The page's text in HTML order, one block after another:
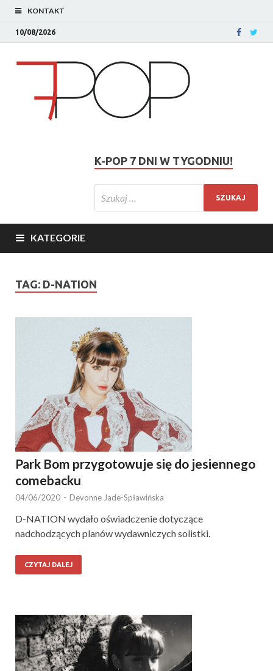
KONTAKT
10/08/2026
K-POP 7 DNI W TYGODNIU!
KATEGORIE
TAG: D-NATION
Park Bom przygotowuje się do jesiennego
comebacku
04/06/2020 - Devonne Jade-Spławińska
D-NATION wydało oświadczenie dotyczące
nadchodzących planów wydawniczych solistki.
CZYTAJ DALEJ